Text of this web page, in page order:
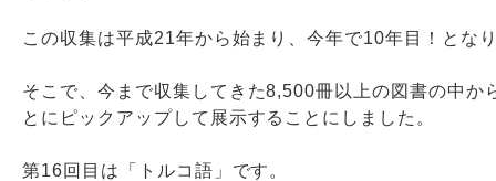
この収集は平成21年から始まり、今年で10年目！とな
そこで、今まで収集してきた8,500冊以上の図書の中か
とにピックアップして展示することにしました。
第16回目は「トルコ語」です。